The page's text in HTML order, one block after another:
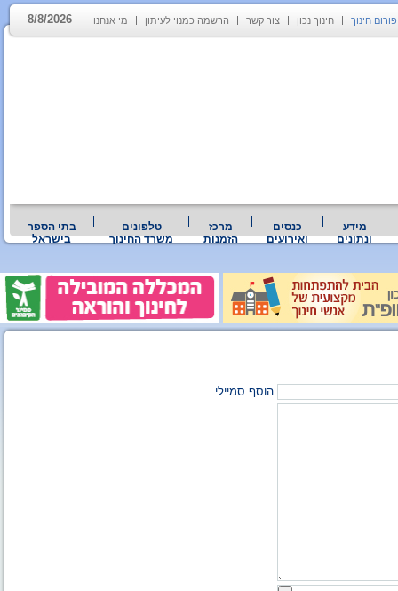
פורום חינוך חינוך נכון צור קשר הרשמה כמנוי לעיתון מי אנחנו 8/8/2026
מידע
ונתונים
כנסים
ואירועים
מרכז
הזמנות
טלפונים
משרד החינוך
בתי הספר
בישראל
הוסף סמיילי